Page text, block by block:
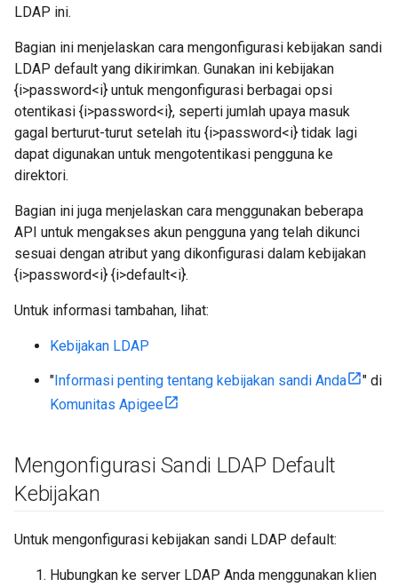
LDAP ini.
Bagian ini menjelaskan cara mengonfigurasi kebijakan sandi
LDAP default yang dikirimkan. Gunakan ini kebijakan
{i>password<i} untuk mengonfigurasi berbagai opsi
otentikasi {i>password<i}, seperti jumlah upaya masuk
gagal berturut-turut setelah itu {i>password<i} tidak lagi
dapat digunakan untuk mengotentikasi pengguna ke
direktori.
Bagian ini juga menjelaskan cara menggunakan beberapa
API untuk mengakses akun pengguna yang telah dikunci
sesuai dengan atribut yang dikonfigurasi dalam kebijakan
{i>password<i} {i>default<i}.
Untuk informasi tambahan, lihat:
Kebijakan LDAP
"Informasi penting tentang kebijakan sandi Anda
" di
Komunitas Apigee
Mengonfigurasi Sandi LDAP Default
Kebijakan
Untuk mengonfigurasi kebijakan sandi LDAP default:
Hubungkan ke server LDAP Anda menggunakan klien